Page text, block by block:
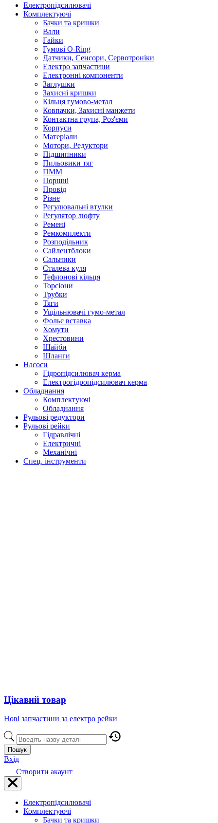
Електропідсилювачі
Комплектуючі
Бачки та кришки
Вали
Гайки
Гумові O-Ring
Датчики, Сенсори, Сервотроніки
Електро запчастини
Електронні компоненти
Заглушки
Захисні кришки
Кільця гумово-метал
Ковпачки, Захисні манжети
Контактна група, Роз'єми
Корпуси
Матеріали
Мотори, Редуктори
Підшипники
Пильовики тяг
ПММ
Поршні
Провід
Різне
Регулювальні втулки
Регулятор люфту
Ремені
Ремкомплекти
Розподільник
Сайлентблоки
Сальники
Сталева куля
Тефлонові кільця
Торсіони
Трубки
Тяги
Ущільнювачі гумо-метал
Фольє вставка
Хомути
Хрестовини
Шайби
Шланги
Насоси
Гідропідсилювач керма
Електрогідропідсилювач керма
Обладнання
Комплектуючі
Обладнання
Рульові редуктори
Рульові рейки
Гідравлічні
Електричні
Механічні
Спец. інструменти
Цікавий товар
Нові запчастини за електро рейки
Пошук
Вхід
Створити акаунт
Електропідсилювачі
Комплектуючі
Бачки та кришки